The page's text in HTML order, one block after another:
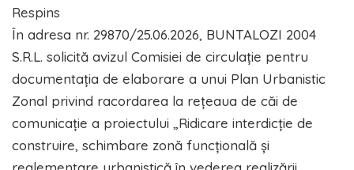
Respins
În adresa nr. 29870/25.06.2026, BUNTALOZI 2004
S.R.L. solicită avizul Comisiei de circulație pentru
documentația de elaborare a unui Plan Urbanistic
Zonal privind racordarea la rețeaua de căi de
comunicație a proiectului „Ridicare interdicție de
construire, schimbare zonă funcțională și